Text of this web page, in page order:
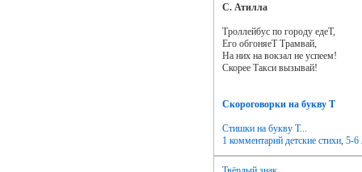
С. Атилла
Троллейбус по городу едеТ,
Его обгоняеТ Трамвай,
На них на вокзал не успеем!
Скорее Такси вызывай!
Скороговорки на букву Т
Стишки на букву Т...
1 комментарий детские стихи, 5-6